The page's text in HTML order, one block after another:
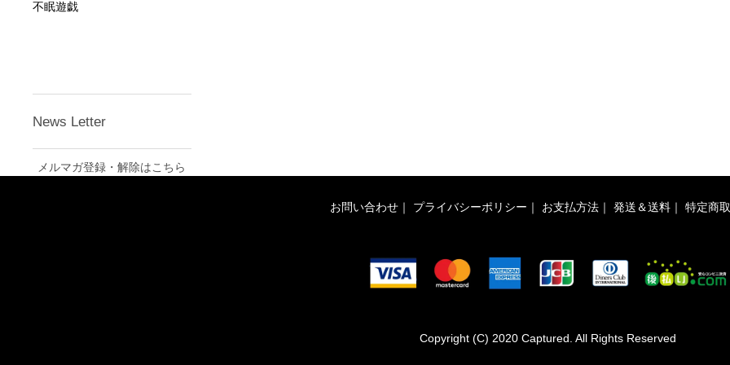
不眠遊戯
News Letter
メルマガ登録・解除はこちら
お問い合わせ ｜ プライバシーポリシー ｜ お支払方法 ｜ 発送＆送料 ｜ 特定商
Copyright (C) 2020 Captured. All Rights Reserved